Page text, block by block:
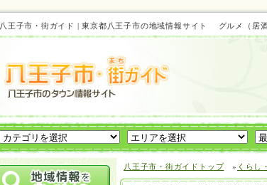
八王子市・街ガイド | 東京都八王子市の地域情報サイト グルメ（居
八王子市・街ガイドトップ » くらし